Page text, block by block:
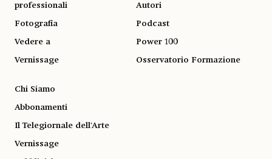
professionali
Fotografia
Vedere a
Vernissage
Autori
Podcast
Power 100
Osservatorio Formazione
Chi Siamo
Abbonamenti
Il Telegiornale dell'Arte
Vernissage